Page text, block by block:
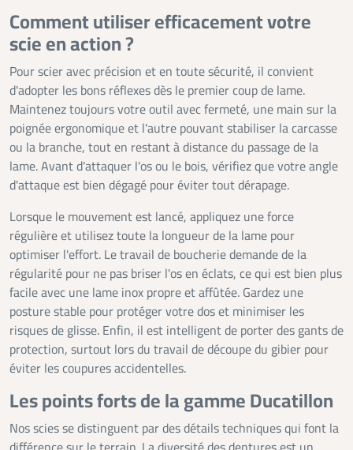
Comment utiliser efficacement votre
scie en action ?
Pour scier avec précision et en toute sécurité, il convient
d'adopter les bons réflexes dès le premier coup de lame.
Maintenez toujours votre outil avec fermeté, une main sur la
poignée ergonomique et l'autre pouvant stabiliser la carcasse
ou la branche, tout en restant à distance du passage de la
lame. Avant d'attaquer l'os ou le bois, vérifiez que votre angle
d'attaque est bien dégagé pour éviter tout dérapage.
Lorsque le mouvement est lancé, appliquez une force
régulière et utilisez toute la longueur de la lame pour
optimiser l'effort. Le travail de boucherie demande de la
régularité pour ne pas briser l'os en éclats, ce qui est bien plus
facile avec une lame inox propre et affûtée. Gardez une
posture stable pour protéger votre dos et minimiser les
risques de glisse. Enfin, il est intelligent de porter des gants de
protection, surtout lors du travail de découpe du gibier pour
éviter les coupures accidentelles.
Les points forts de la gamme Ducatillon
Nos scies se distinguent par des détails techniques qui font la